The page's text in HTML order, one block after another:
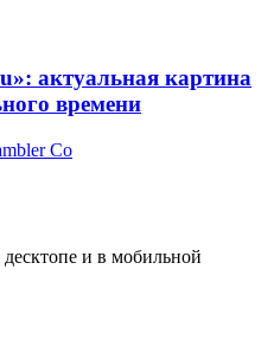
актуальная картина
времени
Co
и в мобильной